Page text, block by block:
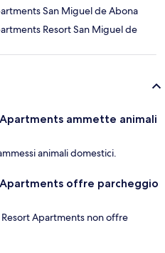
San Miguel de Abona
Resort San Miguel de
ammette animali
animali domestici.
offre parcheggio
Apartments non offre